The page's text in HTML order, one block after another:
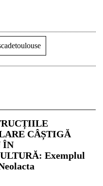
CÂȘTIGĂ
ÎN
Exemplul